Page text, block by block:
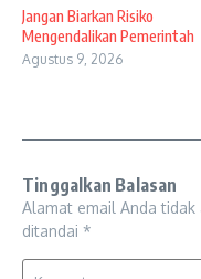
Jangan Biarkan Risiko
Mengendalikan Pemerintah
Agustus 9, 2026
Tinggalkan Balasan
Alamat email Anda tidak
ditandai *